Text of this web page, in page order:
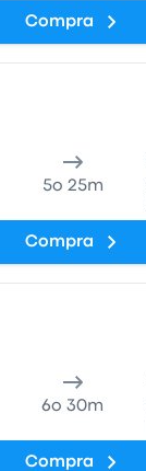
Compra
5o 25m
Compra
6o 30m
Compra